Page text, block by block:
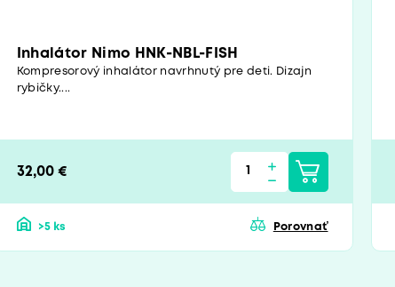
Inhalátor Nimo HNK-NBL-FISH
Kompresorový inhalátor navrhnutý pre deti. Dizajn
rybičky....
32,00 €
>5 ks Porovnať